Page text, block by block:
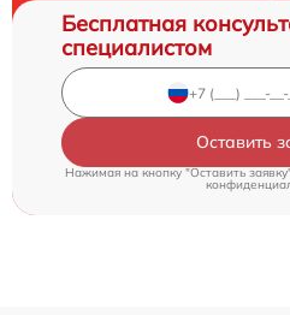
Бесплатная
специалистом
Оставить
Нажимая на кнопку "Оставить